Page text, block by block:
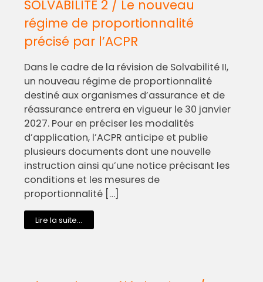
SOLVABILITE 2 / Le nouveau
régime de proportionnalité
précisé par l’ACPR
Dans le cadre de la révision de Solvabilité II,
un nouveau régime de proportionnalité
destiné aux organismes d’assurance et de
réassurance entrera en vigueur le 30 janvier
2027. Pour en préciser les modalités
d’application, l’ACPR anticipe et publie
plusieurs documents dont une nouvelle
instruction ainsi qu’une notice précisant les
conditions et les mesures de
proportionnalité […]
Lire la suite...